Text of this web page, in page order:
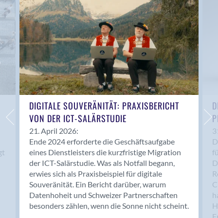
Anwil
Appenzell
Au SG
Baar
Baden
Balsthal
Balzers
Basel
Bassersdorf
Belp
Bendern
Benken (SG)
Bergdietikon
Berlin
Bern
Bern - Liebefeld
DIGITALE SOUVERÄNITÄT: PRAXISBERICHT
VON DER ICT-SALÄRSTUDIE
21. April 2026:
Ende 2024 erforderte die Geschäftsaufgabe
eines Dienstleisters die kurzfristige Migration
der ICT-Salärstudie. Was als Notfall begann,
erwies sich als Praxisbeispiel für digitale
Souveränität. Ein Bericht darüber, warum
Datenhoheit und Schweizer Partnerschaften
besonders zählen, wenn die Sonne nicht scheint.